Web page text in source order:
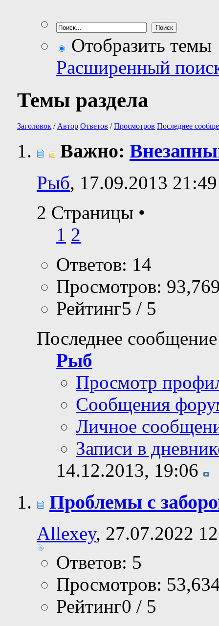
Отобразить темы
Расширенный
Темы раздела
Заголовок / Автор Ответов /Просмотров Последнее
Важно:
Рыб, 17.09.2013 21:49
2 Страницы •
1 2
Ответов: 14
Просмотров:
Рейтинг5 / 5
Последнее
Рыб
Просмотр
Сообщения
Личное
Записи в
14.12.2013, 19:06
Проблемы с
Allexey, 27.07.2022
Ответов: 5
Просмотров:
Рейтинг0 / 5